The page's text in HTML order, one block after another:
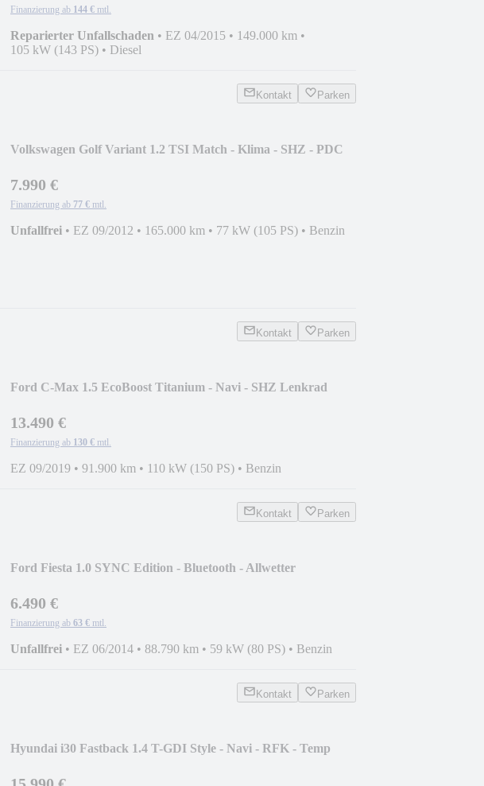
Finanzierung ab 144 € mtl.
Reparierter Unfallschaden • EZ 04/2015 • 149.000 km •
105 kW (143 PS) • Diesel
Kontakt Parken
Volkswagen Golf Variant 1.2 TSI Match - Klima - SHZ - PDC
7.990 €
Finanzierung ab 77 € mtl.
Unfallfrei • EZ 09/2012 • 165.000 km • 77 kW (105 PS) • Benzin
Kontakt Parken
Ford C-Max 1.5 EcoBoost Titanium - Navi - SHZ Lenkrad
13.490 €
Finanzierung ab 130 € mtl.
EZ 09/2019 • 91.900 km • 110 kW (150 PS) • Benzin
Kontakt Parken
Ford Fiesta 1.0 SYNC Edition - Bluetooth - Allwetter
6.490 €
Finanzierung ab 63 € mtl.
Unfallfrei • EZ 06/2014 • 88.790 km • 59 kW (80 PS) • Benzin
Kontakt Parken
Hyundai i30 Fastback 1.4 T-GDI Style - Navi - RFK - Temp